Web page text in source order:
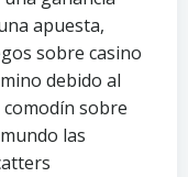
apuesta,
sobre casino
debido al
sobre
las